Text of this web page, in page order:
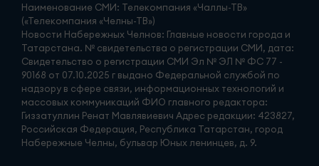
Наименование СМИ: Телекомпания «Чаллы-ТВ»
(«Телекомпания «Челны-ТВ»)
Новости Набережных Челнов: Главные новости города и
Татарстана. № свидетельства о регистрации СМИ, дата:
Свидетельство о регистрации СМИ Эл № ЭЛ № ФС 77 -
90168 от 07.10.2025 г выдано Федеральной службой по
надзору в сфере связи, информационных технологий и
массовых коммуникаций ФИО главного редактора:
Гиззатуллин Ренат Мавлявиевич Адрес редакции: 423827,
Российская Федерация, Республика Татарстан, город
Набережные Челны, бульвар Юных ленинцев, д. 9.